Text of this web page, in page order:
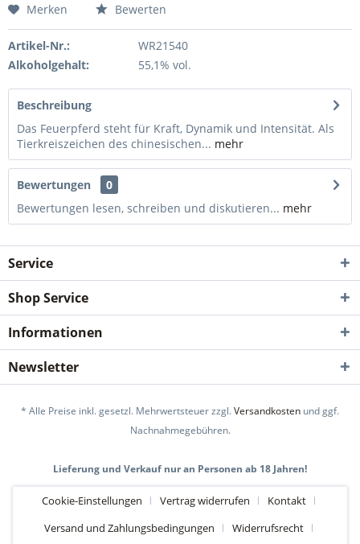
Merken Bewerten
Artikel-Nr.:
WR21540
Alkoholgehalt:
55,1% vol.
Beschreibung
Das Feuerpferd steht für Kraft, Dynamik und Intensität. Als
Tierkreiszeichen des chinesischen... mehr
Bewertungen
0
Bewertungen lesen, schreiben und diskutieren... mehr
Service
Shop Service
Informationen
Newsletter
* Alle Preise inkl. gesetzl. Mehrwertsteuer zzgl.Versandkosten und ggf.
Nachnahmegebühren.
Lieferung und Verkauf nur an Personen ab 18 Jahren!
Cookie-Einstellungen Vertrag widerrufen
Kontakt
Versand und Zahlungsbedingungen
Widerrufsrecht